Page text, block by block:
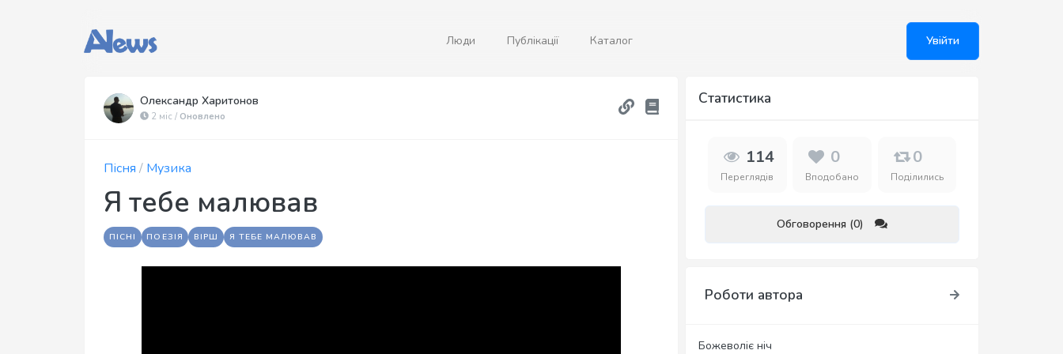
Люди Публікації Каталог Увійти
Олександр Харитонов
2 міс / Оновлено
Пісня / Музика
Я тебе малював
ПІСНІ ПОЕЗІЯ ВІРШ Я ТЕБЕ МАЛЮВАВ
Статистика
114
Переглядів
0
Вподобано
0
Поділились
Обговорення (0)
Роботи автора
Божеволіє ніч